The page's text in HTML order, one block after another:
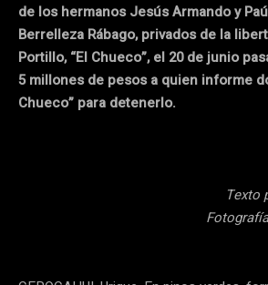
de los hermanos Jesús Armando y
Berrelleza Rábago, privados de la
Portillo, “El Chueco”, el 20 de junio
5 millones de pesos a quien informe
Chueco” para detenerlo.
Texto